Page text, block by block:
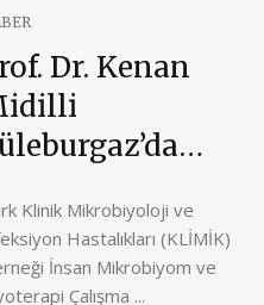
Dr. Kenan
Klinik Mikrobiyoloji ve
Hastalıkları (KLİMİK)
İnsan Mikrobiyom ve
Çalışma ...